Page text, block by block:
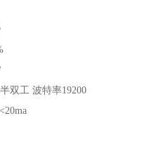
双工 波特率19200